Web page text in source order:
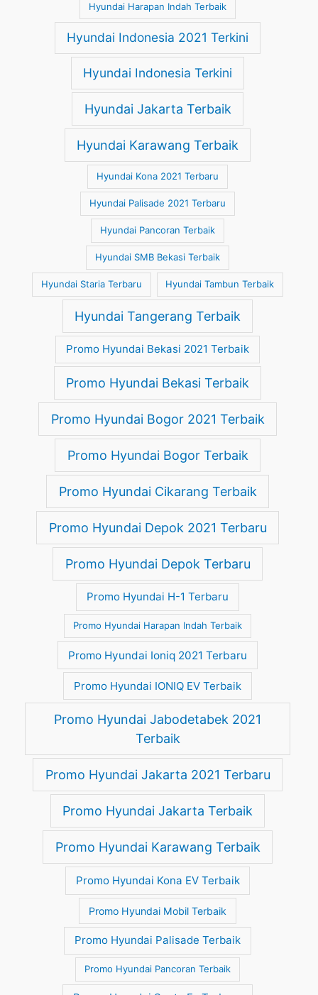
Hyundai Harapan Indah Terbaik
Hyundai Indonesia 2021 Terkini
Hyundai Indonesia Terkini
Hyundai Jakarta Terbaik
Hyundai Karawang Terbaik
Hyundai Kona 2021 Terbaru
Hyundai Palisade 2021 Terbaru
Hyundai Pancoran Terbaik
Hyundai SMB Bekasi Terbaik
Hyundai Staria Terbaru Hyundai Tambun Terbaik
Hyundai Tangerang Terbaik
Promo Hyundai Bekasi 2021 Terbaik
Promo Hyundai Bekasi Terbaik
Promo Hyundai Bogor 2021 Terbaik
Promo Hyundai Bogor Terbaik
Promo Hyundai Cikarang Terbaik
Promo Hyundai Depok 2021 Terbaru
Promo Hyundai Depok Terbaru
Promo Hyundai H-1 Terbaru
Promo Hyundai Harapan Indah Terbaik
Promo Hyundai Ioniq 2021 Terbaru
Promo Hyundai IONIQ EV Terbaik
Promo Hyundai Jabodetabek 2021
Terbaik
Promo Hyundai Jakarta 2021 Terbaru
Promo Hyundai Jakarta Terbaik
Promo Hyundai Karawang Terbaik
Promo Hyundai Kona EV Terbaik
Promo Hyundai Mobil Terbaik
Promo Hyundai Palisade Terbaik
Promo Hyundai Pancoran Terbaik